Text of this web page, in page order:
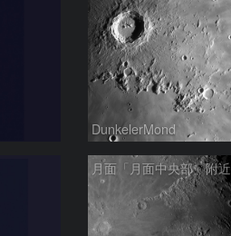
DunkelerMond
月面「月面中央部」附近